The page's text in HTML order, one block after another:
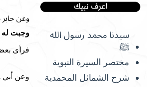
سيدنا محمد رسول الله
ﷺ
مختصر السيرة النبوية
شرح الشمائل المحمدية
وعن
وجبت له
فرأى
وعن